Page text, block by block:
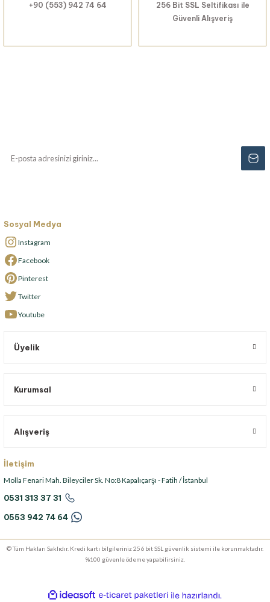
+90 (553) 942 74 64
256 Bit SSL Seltifikası ile
Güvenli Alışveriş
Sosyal Medya
Instagram
Facebook
Pinterest
Twitter
Youtube
Üyelik
Kurumsal
Alışveriş
İletişim
Molla Fenari Mah. Bileyciler Sk. No:8 Kapalıçarşı - Fatih / İstanbul
0531 313 37 31
0553 942 74 64
© Tüm Hakları Saklıdır. Kredi kartı bilgileriniz 256 bit SSL güvenlik sistemi ile korunmaktadır.
%100 güvenle ödeme yapabilirsiniz.
ideasoft
e-